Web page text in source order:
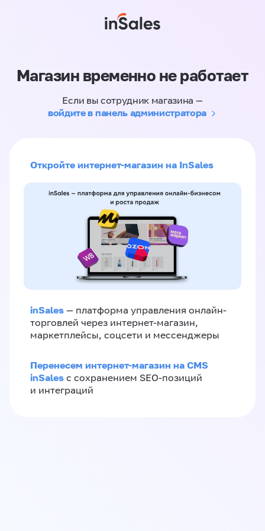
Магазин временно не работает
Если вы сотрудник магазина —
войдите в панель администратора
Откройте интернет-магазин на InSales
inSales — платформа управления онлайн-
торговлей через интернет-магазин,
маркетплейсы, соцсети и мессенджеры
Перенесем интернет-магазин на CMS
inSales с сохранением SEO-позиций
и интеграций